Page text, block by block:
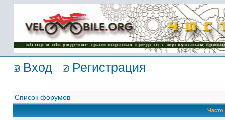
Имя пользователя:
Пароль:
{ LOG_ME_IN_SHORT
}
Вход Регистрация
Список форумов